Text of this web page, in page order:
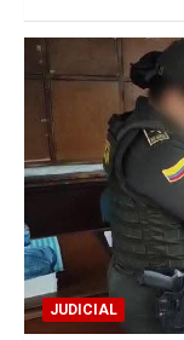
JUDICIAL